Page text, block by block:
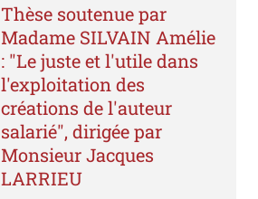
Thèse soutenue par
Madame SILVAIN Amélie
: "Le juste et l'utile dans
l'exploitation des
créations de l'auteur
salarié", dirigée par
Monsieur Jacques
LARRIEU